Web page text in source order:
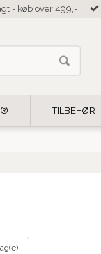
- køb over 499,-
TILBEHØR